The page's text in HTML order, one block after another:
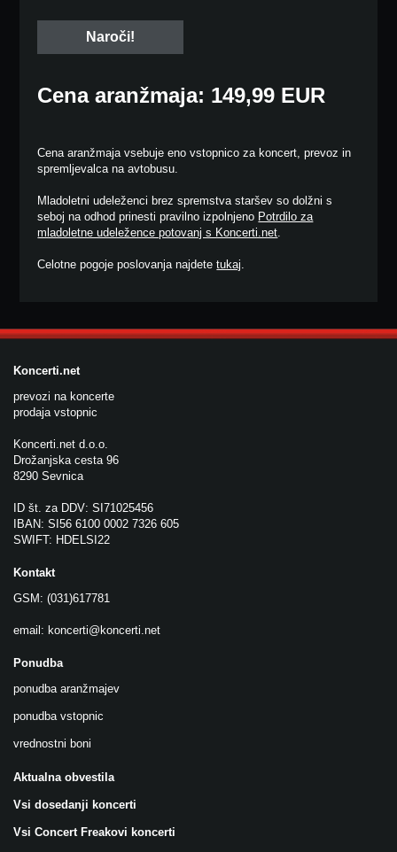
Cena aranžmaja: 149,99 EUR
Cena aranžmaja vsebuje eno vstopnico za koncert, prevoz in
spremljevalca na avtobusu.
Mladoletni udeleženci brez spremstva staršev so dolžni s
seboj na odhod prinesti pravilno izpolnjeno Potrdilo za
mladoletne udeležence potovanj s Koncerti.net.
Celotne pogoje poslovanja najdetetukaj.
Koncerti.net
prevozi na koncerte
prodaja vstopnic
Koncerti.net d.o.o.
Drožanjska cesta 96
8290 Sevnica
ID št. za DDV: SI71025456
IBAN: SI56 6100 0002 7326 605
SWIFT: HDELSI22
Kontakt
GSM: (031)617781
email: koncerti@koncerti.net
Ponudba
ponudba aranžmajev
ponudba vstopnic
vrednostni boni
Aktualna obvestila
Vsi dosedanji koncerti
Vsi Concert Freakovi koncerti